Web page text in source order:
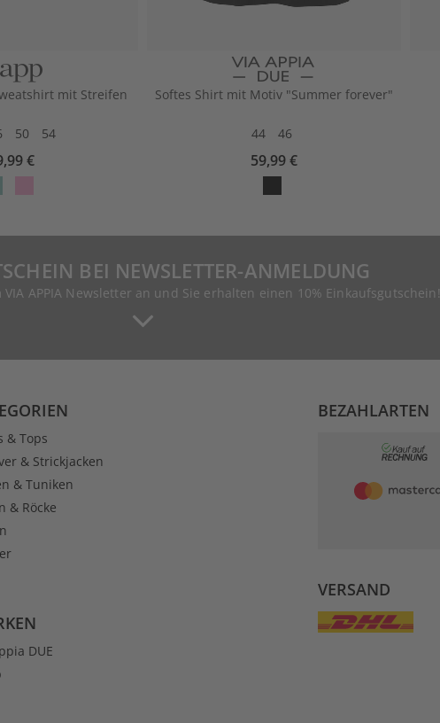
mit Streifen
50 54
€
Softes Shirt mit Motiv "Summer forever"
44 46
59,99 €
BEI NEWSLETTER-ANMELDUNG
APPIA Newsletter an und Sie erhalten einen 10% Einkaufsgutschein!
& Tops
& Strickjacken
& Tuniken
& Röcke
DUE
BEZAHLARTEN
VERSAND